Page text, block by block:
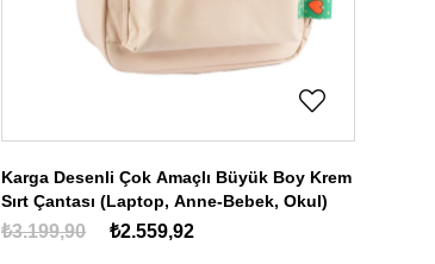
Karga Desenli Çok Amaçlı Büyük Boy Krem
Sırt Çantası (Laptop, Anne-Bebek, Okul)
₺2.559,92
₺3.199,90